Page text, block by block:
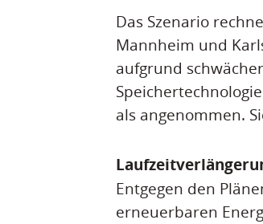
Das Szenario
Mannheim und
aufgrund
als angenommen.
Entgegen den
erneuerbaren